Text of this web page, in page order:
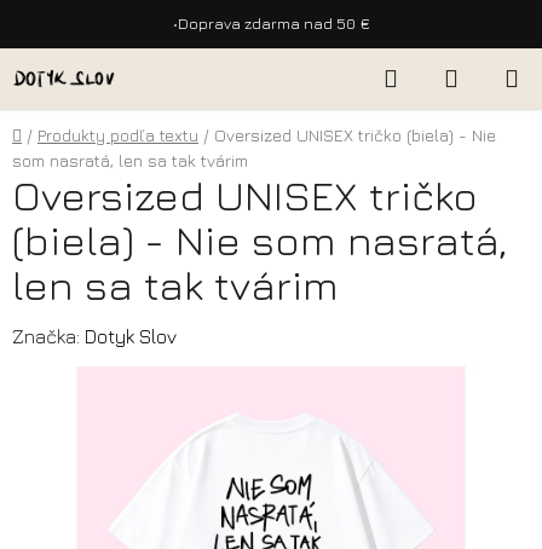
•Doprava zdarma nad 50 €
na
obsah
Hľadať
KOŠÍK
Domov
/ Produkty podľa textu / Oversized UNISEX tričko (biela) - Nie
som nasratá, len sa tak tvárim
Oversized UNISEX tričko
(biela) - Nie som nasratá,
len sa tak tvárim
Značka: Dotyk Slov